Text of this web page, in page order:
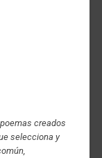
creados
selecciona y